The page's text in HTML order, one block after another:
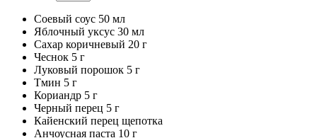
Соевый соус 50 мл
Яблочный уксус 30 мл
Сахар коричневый 20 г
Чеснок 5 г
Луковый порошок 5 г
Тмин 5 г
Кориандр 5 г
Черный перец 5 г
Кайенский перец щепотка
Анчоусная паста 10 г